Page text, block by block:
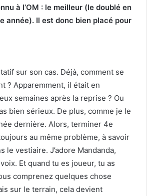
à l’OM : le meilleur (le doublé en
année). Il est donc bien placé pour
sur son cas. Déjà, comment se
? Apparemment, il était en
semaines après la reprise ? Ou
bien sérieux. De plus, comme je le
dernière. Alors, terminer 4e
au même problème, à savoir
le vestiaire. J’adore Mandanda,
Et quand tu es joueur, tu as
comprenez quelques chose
sur le terrain, cela devient